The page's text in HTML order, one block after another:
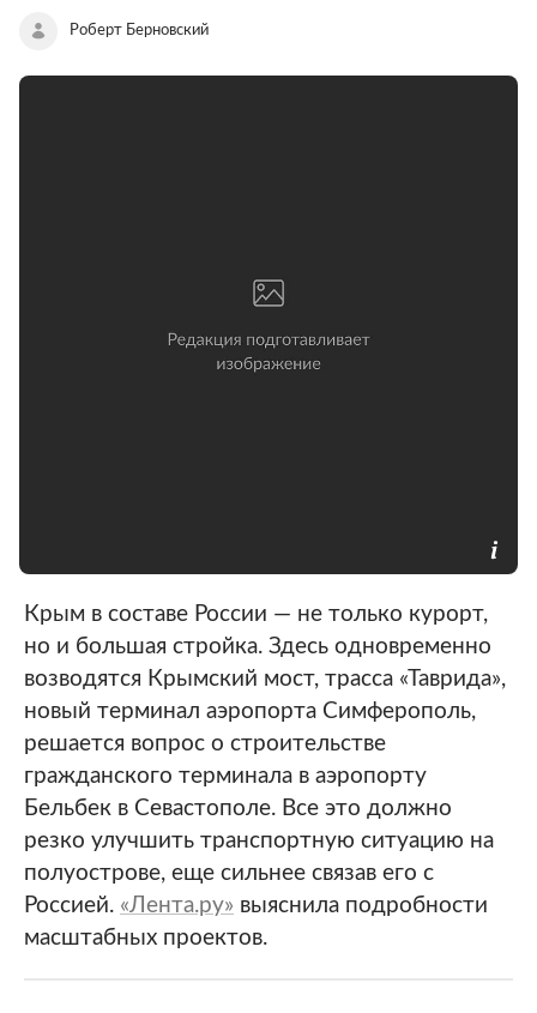
Роберт Берновский
Крым в составе России — не только курорт,
но и большая стройка. Здесь одновременно
возводятся Крымский мост, трасса «Таврида»,
новый терминал аэропорта Симферополь,
решается вопрос о строительстве
гражданского терминала в аэропорту
Бельбек в Севастополе. Все это должно
резко улучшить транспортную ситуацию на
полуострове, еще сильнее связав его с
Россией. «Лента.ру» выяснила подробности
масштабных проектов.